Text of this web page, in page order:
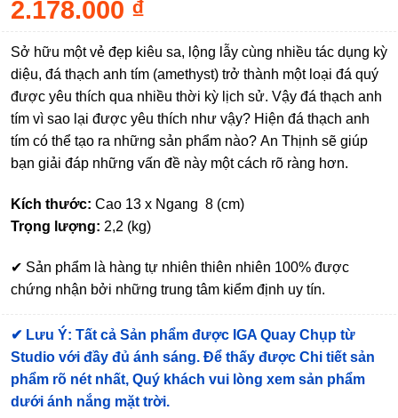
2.178.000 ₫
Sở hữu một vẻ đẹp kiêu sa, lộng lẫy cùng nhiều tác dụng kỳ
diệu, đá thạch anh tím (amethyst) trở thành một loại đá quý
được yêu thích qua nhiều thời kỳ lịch sử. Vậy đá thạch anh
tím vì sao lại được yêu thích như vậy? Hiện đá thạch anh
tím có thể tạo ra những sản phẩm nào? An Thịnh sẽ giúp
bạn giải đáp những vấn đề này một cách rõ ràng hơn.
Kích thước: Cao 13 x Ngang 8 (cm)
Trọng lượng: 2,2 (kg)
✔ Sản phẩm là hàng tự nhiên thiên nhiên 100% được
chứng nhận bởi những trung tâm kiểm định uy tín.
✔ Lưu Ý: Tất cả Sản phẩm được IGA Quay Chụp từ
Studio với đầy đủ ánh sáng. Để thấy được Chi tiết sản
phẩm rõ nét nhất, Quý khách vui lòng xem sản phẩm
dưới ánh nắng mặt trời.